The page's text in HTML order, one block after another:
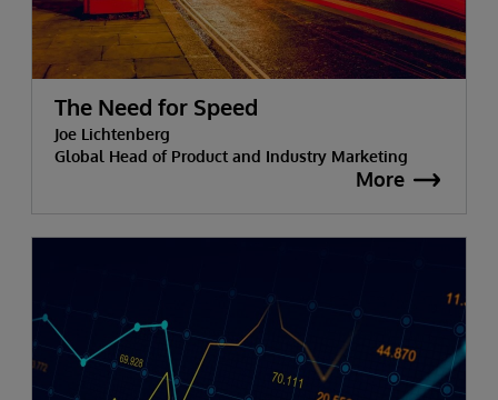
The Need for Speed
Joe Lichtenberg
Global Head of Product and Industry Marketing
More